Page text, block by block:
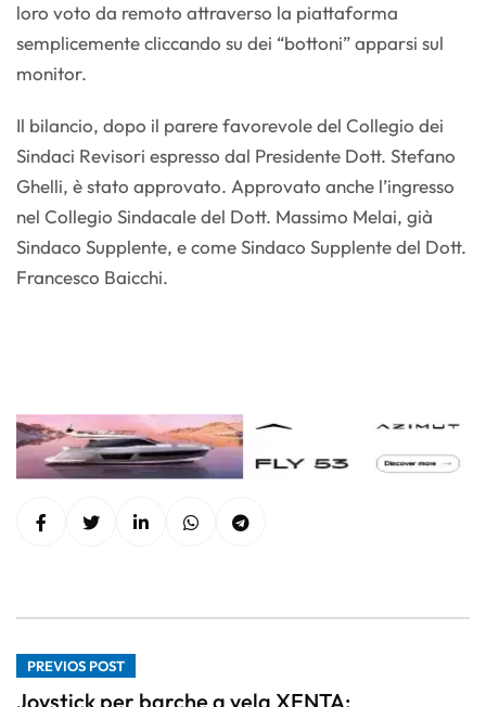
loro voto da remoto attraverso la piattaforma
semplicemente cliccando su dei “bottoni” apparsi sul
monitor.
Il bilancio, dopo il parere favorevole del Collegio dei
Sindaci Revisori espresso dal Presidente Dott. Stefano
Ghelli, è stato approvato. Approvato anche l’ingresso
nel Collegio Sindacale del Dott. Massimo Melai, già
Sindaco Supplente, e come Sindaco Supplente del Dott.
Francesco Baicchi.
PREVIOS POST
Joystick per barche a vela XENTA: